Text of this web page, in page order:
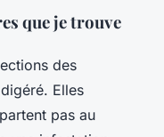
que je trouve
des
Elles
pas au